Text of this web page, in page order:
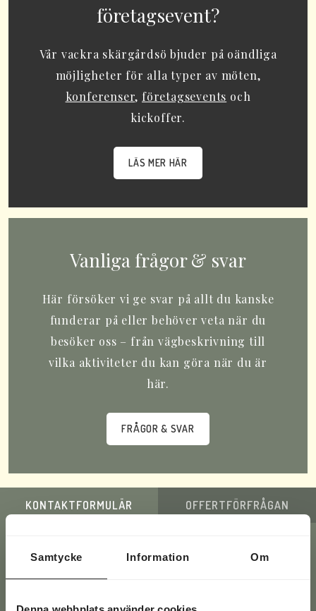
Samtycke Information Om
företagsevent?
Vår vackra skärgårdsö bjuder på oändliga
möjligheter för alla typer av möten,
konferenser, företagsevents och
kickoffer.
LÄS MER HÄR
Vanliga frågor & svar
Här försöker vi ge svar på allt du kanske
funderar på eller behöver veta när du
besöker oss – från vägbeskrivning till
vilka aktiviteter du kan göra när du är
här.
FRÅGOR & SVAR
KONTAKTFORMULÄR OFFERTFÖRFRÅGAN
Har du en fråga? Fyll i dina